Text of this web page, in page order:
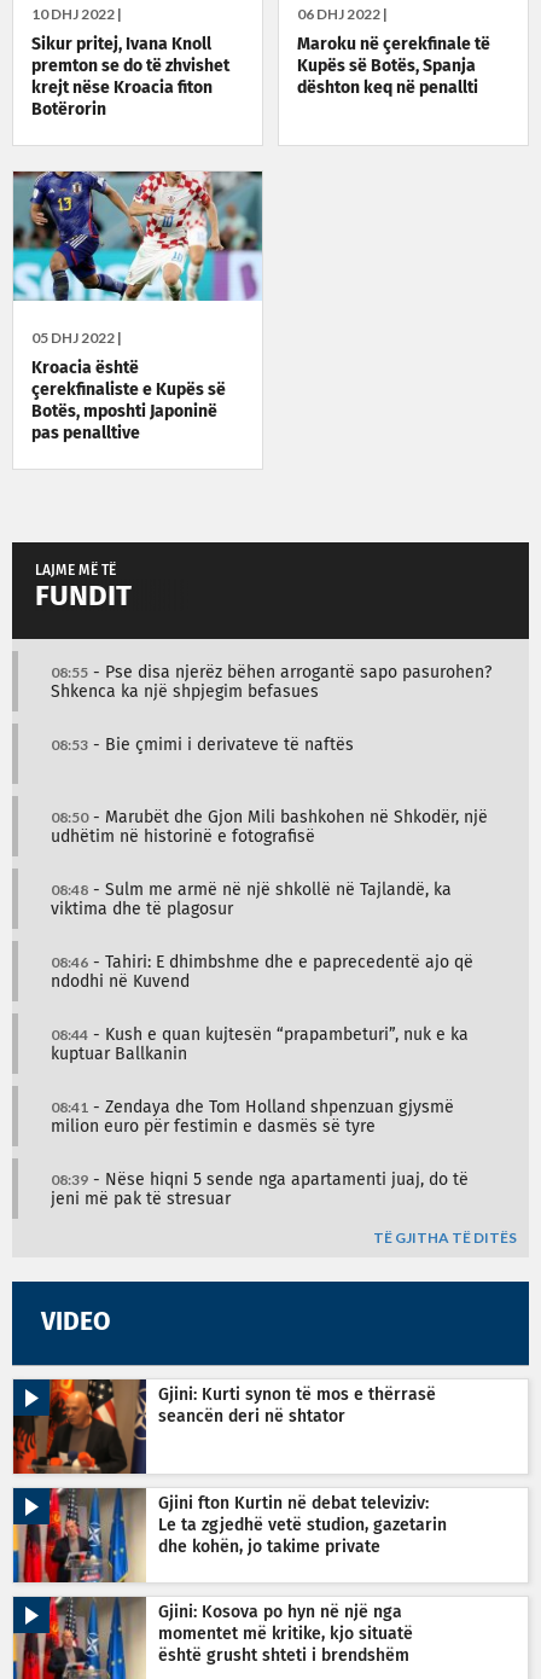
10 DHJ 2022 |
Sikur pritej, Ivana Knoll
premton se do të zhvishet
krejt nëse Kroacia fiton
Botërorin
06 DHJ 2022 |
Maroku në çerekfinale të
Kupës së Botës, Spanja
dështon keq në penallti
05 DHJ 2022 |
Kroacia është
çerekfinaliste e Kupës së
Botës, mposhti Japoninë
pas penalltive
LAJME MË TË
FUNDIT
08:55 - Pse disa njerëz bëhen arrogantë sapo pasurohen?
Shkenca ka një shpjegim befasues
08:53 - Bie çmimi i derivateve të naftës
08:50- Marubët dhe Gjon Mili bashkohen në Shkodër, një
udhëtim në historinë e fotografisë
08:48 - Sulm me armë në një shkollë në Tajlandë, ka
viktima dhe të plagosur
08:46 - Tahiri: E dhimbshme dhe e paprecedentë ajo që
ndodhi në Kuvend
08:44 - Kush e quan kujtesën “prapambeturi”, nuk e ka
kuptuar Ballkanin
08:41 - Zendaya dhe Tom Holland shpenzuan gjysmë
milion euro për festimin e dasmës së tyre
08:39 - Nëse hiqni 5 sende nga apartamenti juaj, do të
jeni më pak të stresuar
TË GJITHA TË DITËS
VIDEO
Gjini: Kurti synon të mos e thërrasë
seancën deri në shtator
Gjini fton Kurtin në debat televiziv:
Le ta zgjedhë vetë studion, gazetarin
dhe kohën, jo takime private
Gjini: Kosova po hyn në një nga
momentet më kritike, kjo situatë
është grusht shteti i brendshëm